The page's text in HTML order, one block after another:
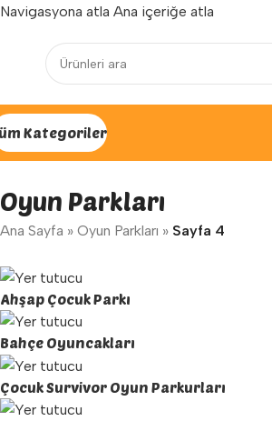
Navigasyona atla Ana içeriğe atla
Yenilenen arayüzümüz ile hizmetinizdeyiz...
Kategoriler
Oyun Parkları
Ana Sayfa » Oyun Parkları » Sayfa 4
Ahşap Çocuk Parkı
Bahçe Oyuncakları
Çocuk Survivor Oyun Parkurları